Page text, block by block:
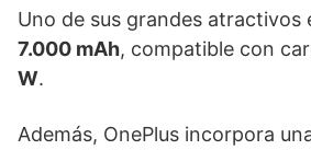
Uno de sus grandes atractivos
7.000 mAh, compatible con
W.
Además, OnePlus incorpora